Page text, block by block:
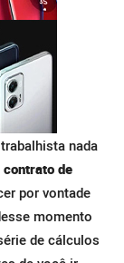
nada
de
por vontade
momento
de cálculos